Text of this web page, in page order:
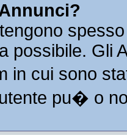
possibile. Gli
in cui sono
pu� o